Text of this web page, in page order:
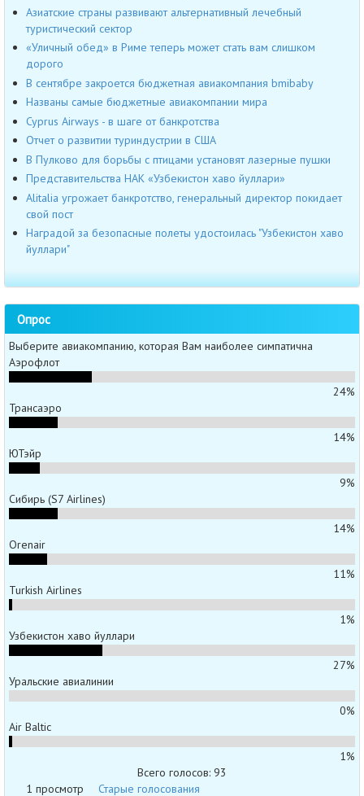
Азиатские страны развивают альтернативный лечебный
туристический сектор
«Уличный обед» в Риме теперь может стать вам слишком
дорого
В сентябре закроется бюджетная авиакомпания bmibaby
Названы самые бюджетные авиакомпании мира
Cyprus Airways - в шаге от банкротства
Отчет о развитии туриндустрии в США
В Пулково для борьбы с птицами установят лазерные пушки
Представительства НАК «Узбекистон хаво йуллари»
Alitalia угрожает банкротство, генеральный директор покидает
свой пост
Наградой за безопасные полеты удостоилась "Узбекистон хаво
йуллари"
Опрос
Выберите авиакомпанию, которая Вам наиболее симпатична
Аэрофлот
24%
Трансаэро
14%
ЮТэйр
9%
Сибирь (S7 Airlines)
14%
Orenair
11%
Turkish Airlines
1%
Узбекистон хаво йуллари
27%
Уральские авиалинии
0%
Air Baltic
1%
Всего голосов: 93
1 просмотр
Старые голосования